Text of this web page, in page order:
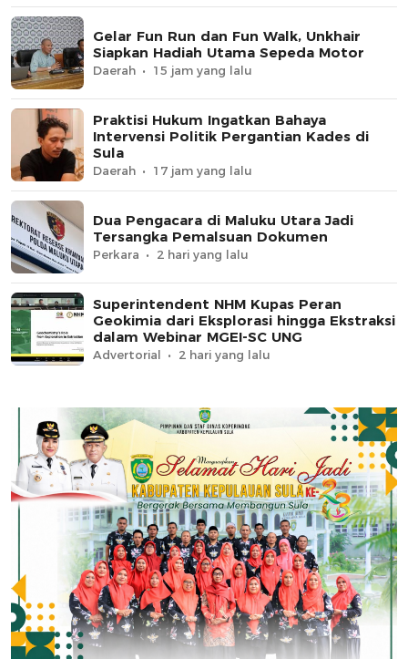
Gelar Fun Run dan Fun Walk, Unkhair
Siapkan Hadiah Utama Sepeda Motor
Daerah 15 jam yang lalu
Praktisi Hukum Ingatkan Bahaya
Intervensi Politik Pergantian Kades di
Sula
Daerah 17 jam yang lalu
Dua Pengacara di Maluku Utara Jadi
Tersangka Pemalsuan Dokumen
Perkara 2 hari yang lalu
Superintendent NHM Kupas Peran
Geokimia dari Eksplorasi hingga Ekstraksi
dalam Webinar MGEI-SC UNG
Advertorial 2 hari yang lalu